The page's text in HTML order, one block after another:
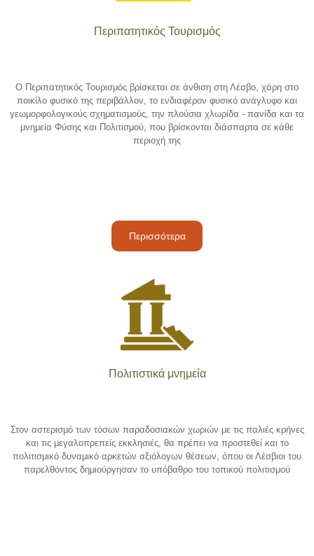
Περιπατητικός Τουρισμός
Ο Περιπατητικός Τουρισμός βρίσκεται σε άνθιση στη Λέσβο, χάρη στο
ποικίλο φυσικό της περιβάλλον, το ενδιαφέρον φυσικό ανάγλυφο και
γεωμορφολογικούς σχηματισμούς, την πλούσια χλωρίδα - πανίδα και τα
μνημεία Φύσης και Πολιτισμού, που βρίσκονται διάσπαρτα σε κάθε
περιοχή της
Περισσότερα
Πολιτιστικά μνημεία
Στον αστερισμό των τόσων παραδοσιακών χωριών με τις παλιές κρήνες
και τις μεγαλοπρεπείς εκκλησιές, θα πρέπει να προστεθεί και το
πολιτισμικό δυναμικό αρκετών αξιόλογων θέσεων, όπου οι Λέσβιοι του
παρελθόντος δημιούργησαν το υπόβαθρο του τοπικού πολιτισμού